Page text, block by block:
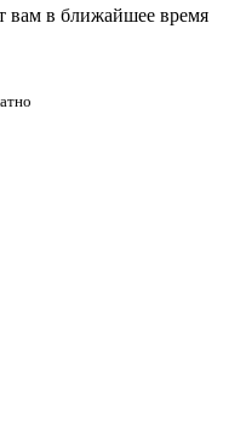
вам в ближайшее время